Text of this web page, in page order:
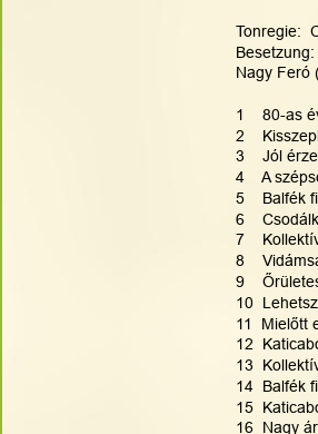
Tonregie:
Besetzung:
Nagy Feró
1    80-as
2
3    Jól
4    A
5    Balfék
6
7
8
9
10
11  Mielőtt
12
13
14  Balfék
15
16  Nagy